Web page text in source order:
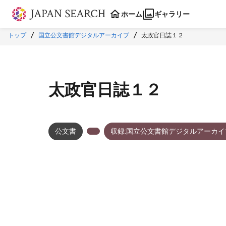
本文に飛ぶ
ホーム ギャラリー
トップ 国立公文書館デジタルアーカイブ 太政官日誌１２
太政官日誌１２
公文書 収録:国立公文書館デジタルアーカ